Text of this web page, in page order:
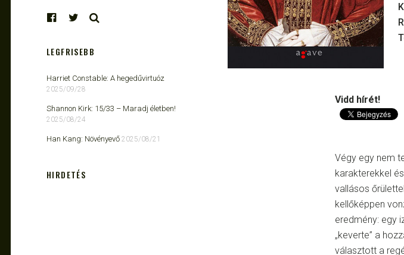
Vidd hírét!
Végy egy nem
karakterekkel
vallásos
kellőképpen
eredmény: egy
„keverte” a
választott a
LEGFRISEBB
Harriet Constable: A hegedűvirtuóz
2025/09/28
Shannon Kirk: 15/33 ​– Maradj életben!
2025/08/24
Han Kang: Növényevő 2025/08/21
HIRDETÉS